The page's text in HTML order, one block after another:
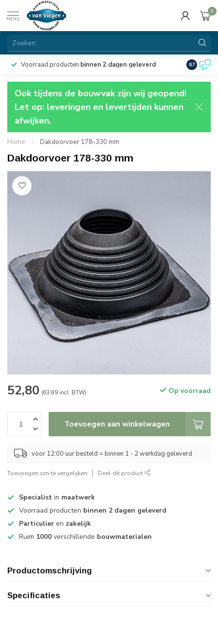
MENU
0
Voorraad producten binnen 2 dagen geleverd 8.7
Ook tijdens de bouwvak zijn wij geopend!
Let op: leveringen en levertijden kunnen
afwijken.
Home / Dakdoorvoer 178-330 mm
Dakdoorvoer 178-330 mm
52,80 (63.89 incl. BTW) Op voorraad
Toevoegen aan winkelwagen
voor 12:00 uur besteld = binnen 1 - 2 werkdag geleverd
Toevoegen om te vergelijken Deel dit product
Specialist in maatwerk
Voorraad producten binnen 2 dagen geleverd
Particulier en zakelijk
Ruim 1000 verschillende bouwmaterialen
Productomschrijving
Specificaties